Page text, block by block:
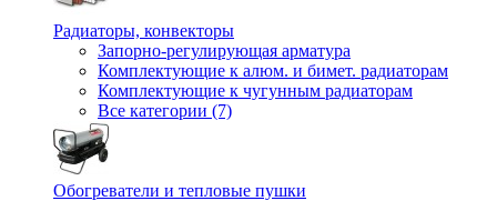
Радиаторы, конвекторы
Запорно-регулирующая арматура
Комплектующие к алюм. и бимет. радиаторам
Комплектующие к чугунным радиаторам
Все категории (7)
Обогреватели и тепловые пушки